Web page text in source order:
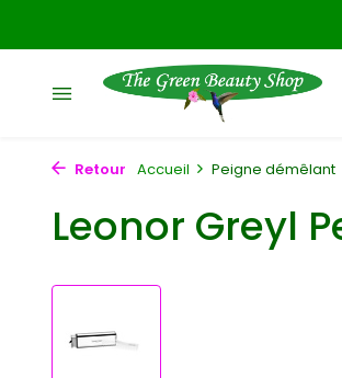
Retour Accueil Peigne démêlant
Leonor Greyl